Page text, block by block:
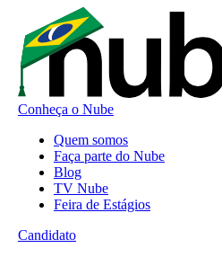
Conheça o Nube
Quem somos
Faça parte do Nube
Blog
TV Nube
Feira de Estágios
Candidato